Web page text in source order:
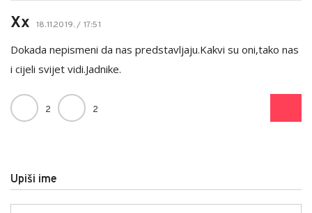
Xx 18.11.2019. / 17:51
Dokada nepismeni da nas predstavljaju.Kakvi su oni,tako nas
i cijeli svijet vidi.Jadnike.
2 2
Upiši ime